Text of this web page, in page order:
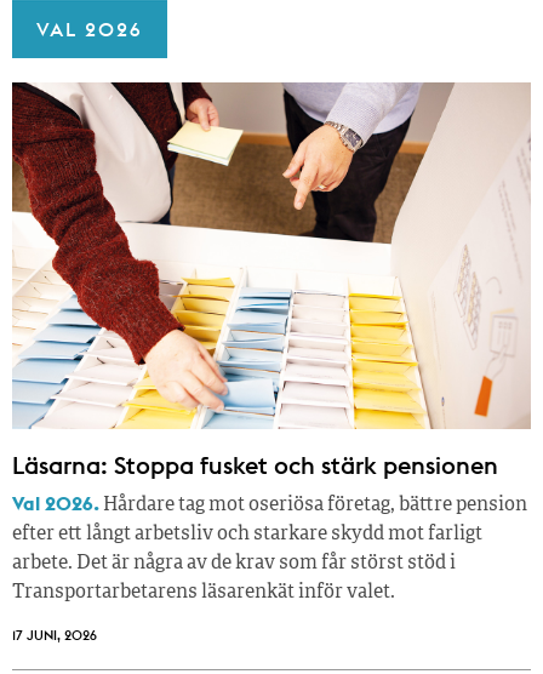
VAL 2026
Läsarna: Stoppa fusket och stärk pensionen
Val 2026. Hårdare tag mot oseriösa företag, bättre pension
efter ett långt arbetsliv och starkare skydd mot farligt
arbete. Det är några av de krav som får störst stöd i
Transportarbetarens läsar­enkät inför valet.
17 JUNI, 2026